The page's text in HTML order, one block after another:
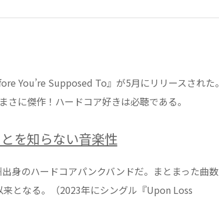
You’re Supposed To』が5月にリリースされた。
に傑作！ハードコア好きは必聴である。
を知らない音楽性
身のハードコアパンクバンドだ。まとまった曲数
となる。（2023年にシングル『Upon Loss